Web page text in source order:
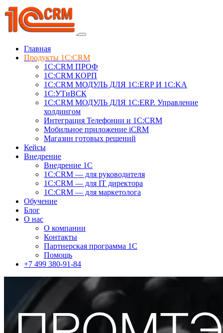
Главная
Продукты 1C:CRM
1С:CRM ПРОФ
1С:CRM КОРП
1С:CRM МОДУЛЬ ДЛЯ 1C:ERP И 1C:KA
1C:УТиВСК
1С:CRM МОДУЛЬ ДЛЯ 1C:ERP. Управление
холдингом
Интеграция Телефонии и 1C:CRM
Мобильное приложение iCRM
Магазин готовых решений
Кейсы
Внедрение
Внедрение 1C
1С:CRM — для руководителя
1С:CRM — для IT директора
1С:CRM — для маркетолога
Обучение
Блог
О нас
О компании
Контакты
Партнерская программа 1С
Помощь
+7 499 380-91-84